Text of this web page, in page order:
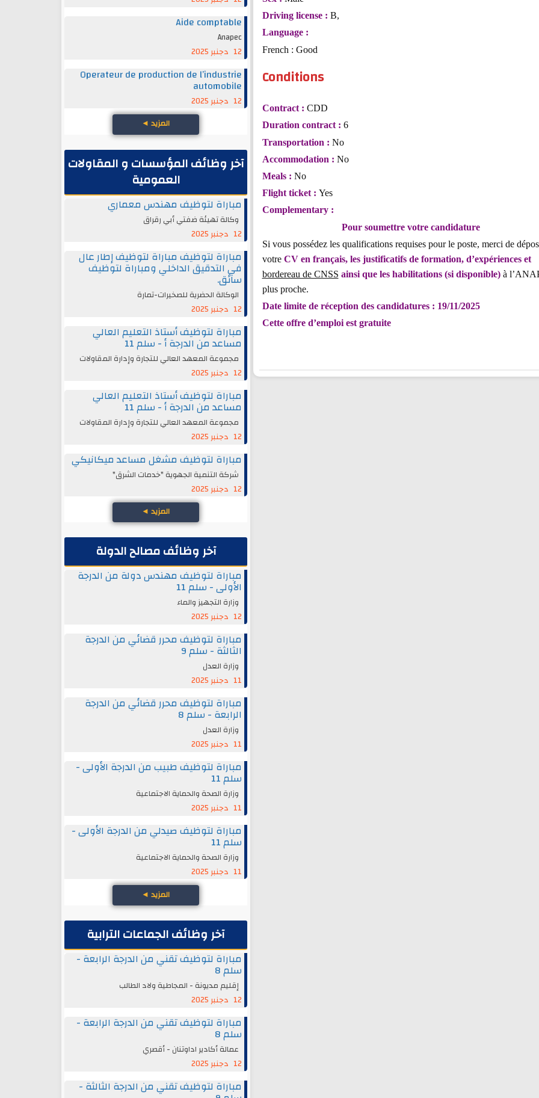
Driving license : B,
Language :
French : Good
Conditions
Contract : CDD
Duration contract : 6
Transportation : No
Accommodation : No
Meals : No
Flight ticket : Yes
Complementary :
Pour soumettre votre candidature
Si vous possédez les qualifications requises pour le poste, merci de
votre CV en français, les justificatifs de formation, d’expériences et
bordereau de CNSS ainsi que les habilitations (si disponible)à
plus proche.
Date limite de réception des candidatures : 19/11/2025
Cette offre d’emploi est gratuite
Aide comptable
Anapec
12 دجنبر 2025
Operateur de production de l’industrie
automobile
12 دجنبر 2025
المزيد ◄
آخر وظائف المؤسسات و المقاولات
العمومية
مباراة لتوظيف مهندس معماري
وكالة تهيئة ضفتي أبي رقراق
12 دجنبر 2025
مباراة لتوظيف مباراة لتوظيف إطار عال
في التدقيق الداخلي ومباراة لتوظيف
سائق.
الوكالة الحضرية للصخيرات-تمارة
12 دجنبر 2025
مباراة لتوظيف أستاذ التعليم العالي
مساعد من الدرجة أ - سلم 11
مجموعة المعهد العالي للتجارة وإدارة المقاولات
12 دجنبر 2025
مباراة لتوظيف أستاذ التعليم العالي
مساعد من الدرجة أ - سلم 11
مجموعة المعهد العالي للتجارة وإدارة المقاولات
12 دجنبر 2025
مباراة لتوظيف مشغل مساعد ميكانيكي
شركة التنمية الجهوية "خدمات الشرق"
12 دجنبر 2025
المزيد ◄
آخر وظائف مصالح الدولة
مباراة لتوظيف مهندس دولة من الدرجة
الأولى - سلم 11
وزارة التجهيز والماء
12 دجنبر 2025
مباراة لتوظيف محرر قضائي من الدرجة
الثالثة - سلم 9
وزارة العدل
11 دجنبر 2025
مباراة لتوظيف محرر قضائي من الدرجة
الرابعة - سلم 8
وزارة العدل
11 دجنبر 2025
مباراة لتوظيف طبيب من الدرجة الأولى -
سلم 11
وزارة الصحة والحماية الاجتماعية
11 دجنبر 2025
مباراة لتوظيف صيدلي من الدرجة الأولى -
سلم 11
وزارة الصحة والحماية الاجتماعية
11 دجنبر 2025
المزيد ◄
آخر وظائف الجماعات الترابية
مباراة لتوظيف تقني من الدرجة الرابعة -
سلم 8
إقليم مديونة - المجاطية ولاد الطالب
12 دجنبر 2025
مباراة لتوظيف تقني من الدرجة الرابعة -
سلم 8
عمالة أكادير اداوتنان - أقصري
12 دجنبر 2025
مباراة لتوظيف تقني من الدرجة الثالثة -